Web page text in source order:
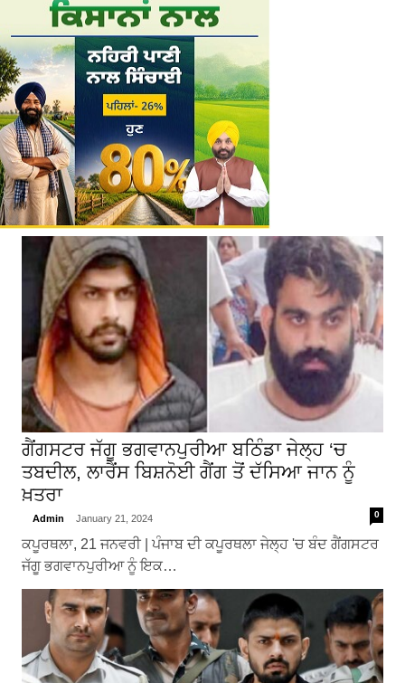
ਗੈਂਗਸਟਰ ਜੱਗੂ ਭਗਵਾਨਪੁਰੀਆ ਬਠਿੰਡਾ ਜੇਲ੍ਹ ‘ਚ
ਤਬਦੀਲ, ਲਾਰੈਂਸ ਬਿਸ਼ਨੋਈ ਗੈਂਗ ਤੋਂ ਦੱਸਿਆ ਜਾਨ ਨੂੰ
ਖ਼ਤਰਾ
Admin January 21, 2024 0
ਕਪੂਰਥਲਾ, 21 ਜਨਵਰੀ | ਪੰਜਾਬ ਦੀ ਕਪੂਰਥਲਾ ਜੇਲ੍ਹ 'ਚ ਬੰਦ ਗੈਂਗਸਟਰ
ਜੱਗੂ ਭਗਵਾਨਪੁਰੀਆ ਨੂੰ ਇਕ…